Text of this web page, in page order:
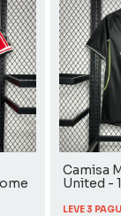
Camisa
United -
LEVE 3